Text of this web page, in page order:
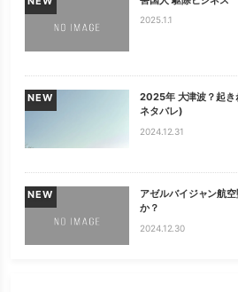
2025.1.1
NEW
2025年 大津波？起き
ネタバレ)
2024.12.31
NEW
アゼルバイジャン航
か？
2024.12.30